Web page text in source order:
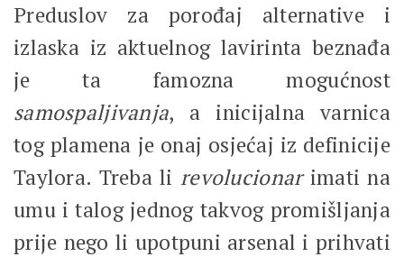
Preduslov za porođaj alternative i
izlaska iz aktuelnog lavirinta beznađa
je ta famozna mogućnost
samospaljivanja, a inicijalna varnica
tog plamena je onaj osjećaj iz definicije
Taylora. Treba lirevolucionarimati na
umu i talog jednog takvog promišljanja
prije nego li upotpuni arsenal i prihvati